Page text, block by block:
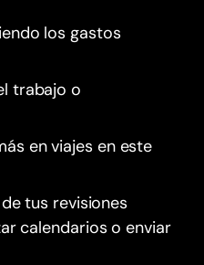
los gastos
trabajo o
en viajes en este
tus revisiones
calendarios o enviar